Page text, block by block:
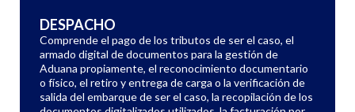
DESPACHO
Comprende el pago de los tributos de ser el caso, el
armado digital de documentos para la gestión de
Aduana propiamente, el reconocimiento documentario
o físico, el retiro y entrega de carga o la verificación de
salida del embarque de ser el caso, la recopilación de los